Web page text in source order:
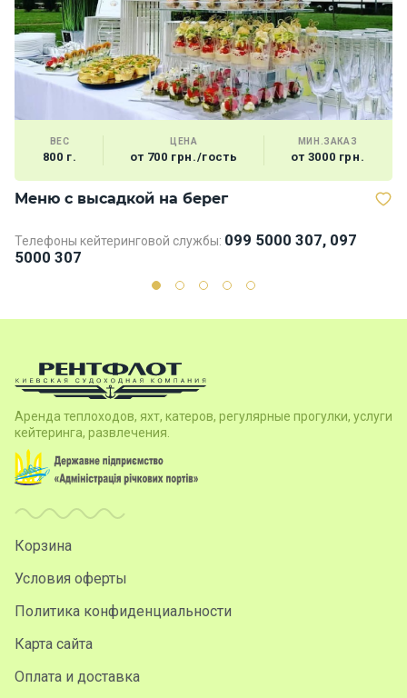
ВЕС
800 г.
ЦЕНА
от 700 грн./гость
МИН.ЗАКАЗ
от 3000 грн.
Меню с высадкой на берег
Телефоны кейтеринговой службы: 099 5000 307, 097
5000 307
Аренда теплоходов, яхт, катеров, регулярные прогулки, услуги
кейтеринга, развлечения.
Корзина
Условия оферты
Политика конфиденциальности
Карта сайта
Оплата и доставка